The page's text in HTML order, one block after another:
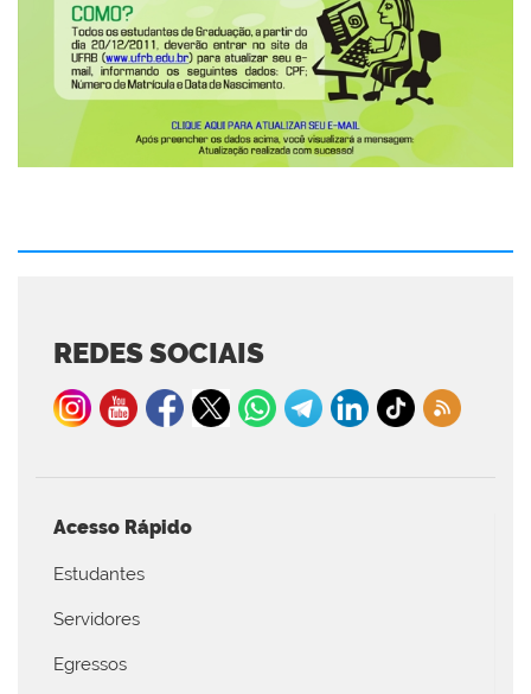
REDES SOCIAIS
Acesso Rápido
Estudantes
Servidores
Egressos